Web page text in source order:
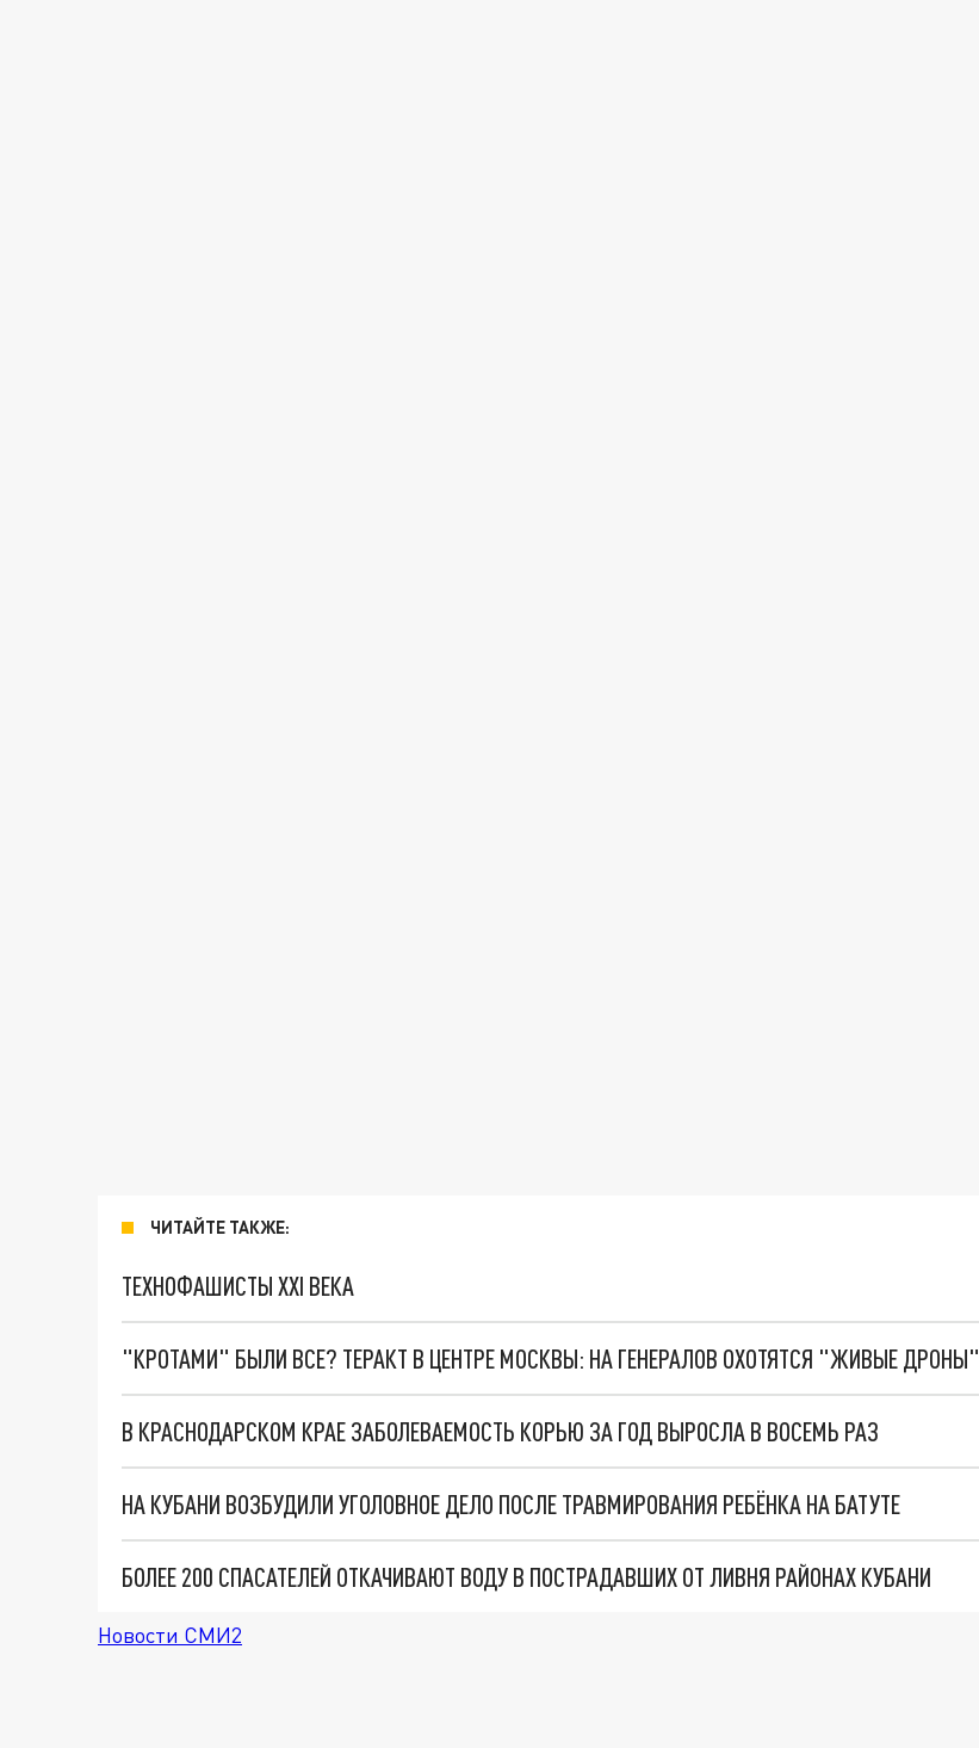
ЧИТАЙТЕ ТАКЖЕ:
ТЕХНОФАШИСТЫ XXI ВЕКА
"КРОТАМИ" БЫЛИ ВСЕ? ТЕРАКТ В ЦЕНТРЕ МОСКВЫ: НА ГЕНЕРАЛОВ ОХОТЯТСЯ "ЖИВЫЕ ДРОНЫ"
В КРАСНОДАРСКОМ КРАЕ ЗАБОЛЕВАЕМОСТЬ КОРЬЮ ЗА ГОД ВЫРОСЛА В ВОСЕМЬ РАЗ
НА КУБАНИ ВОЗБУДИЛИ УГОЛОВНОЕ ДЕЛО ПОСЛЕ ТРАВМИРОВАНИЯ РЕБЁНКА НА БАТУТЕ
БОЛЕЕ 200 СПАСАТЕЛЕЙ ОТКАЧИВАЮТ ВОДУ В ПОСТРАДАВШИХ ОТ ЛИВНЯ РАЙОНАХ КУБАНИ
Новости СМИ2